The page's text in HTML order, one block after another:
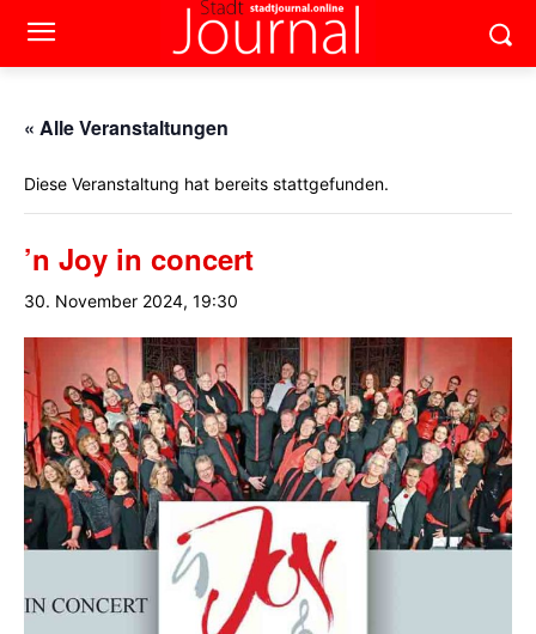
« Alle Veranstaltungen
Diese Veranstaltung hat bereits stattgefunden.
’n Joy in concert
30. November 2024, 19:30